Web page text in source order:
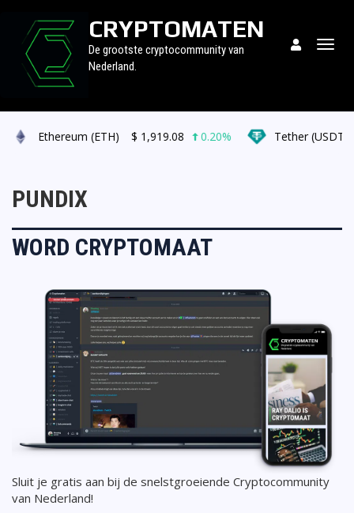
CRYPTOMATEN
De grootste cryptocommunity van
Nederland.
Ethereum (ETH) $1,919.08 0.20% Tether (USDT)
PUNDIX
WORD CRYPTOMAAT
Sluit je gratis aan bij de snelstgroeiende Cryptocommunity
van Nederland!